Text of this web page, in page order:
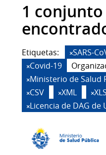
1
Etiquetas: SARS-
Covid-19
Ministerio de Salud
CSV
XML
Licencia de DAG de